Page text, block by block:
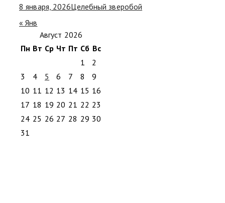
8 января, 2026Целебный зверобой
« Янв
Август 2026
Пн Вт Ср Чт Пт Сб Вс
1
2
3
4 5 6 7 8
9
10 11 12 13 14 15 16
17 18 19 20 21 22 23
24 25 26 27 28 29 30
31